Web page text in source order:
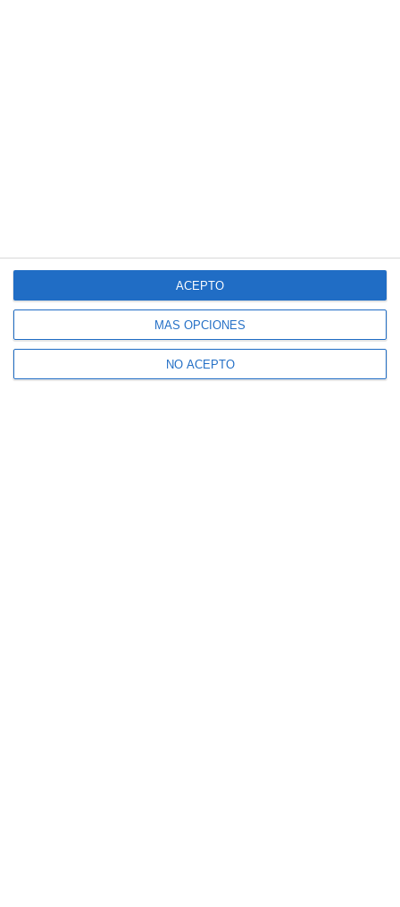
MÁS OPCIONES
NO ACEPTO
ACEPTO
CONFIRMAR
Acepto lostérminos de usoy lapolítica de privacidad